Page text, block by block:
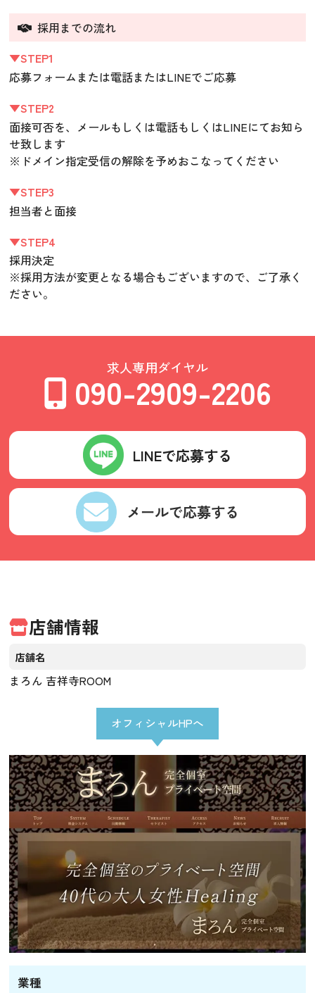
採用までの流れ
▼STEP1
応募フォームまたは電話またはLINEでご応募
▼STEP2
面接可否を、メールもしくは電話もしくはLINEにてお知ら
せ致します
※ドメイン指定受信の解除を予めおこなってください
▼STEP3
担当者と面接
▼STEP4
採用決定
※採用方法が変更となる場合もございますので、ご了承く
ださい。
求人専用ダイヤル
090-2909-2206
LINEで応募する
メールで応募する
店舗情報
店舗名
まろん 吉祥寺ROOM
業種
オフィシャルHPへ